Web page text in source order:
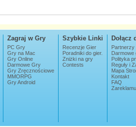
Zagraj w Gry
PC Gry
Gry na Mac
Gry Online
Darmowe Gry
Gry Zręcznościowe
MMORPG
Gry Android
Szybkie Linki
Recenzje Gier
Poradniki do gier.
Zniżki na gry
Contests
Dołącz
Partnerzy
Darmowe
Polityka
Reguły i
Mapa
Kontakt
FAQ